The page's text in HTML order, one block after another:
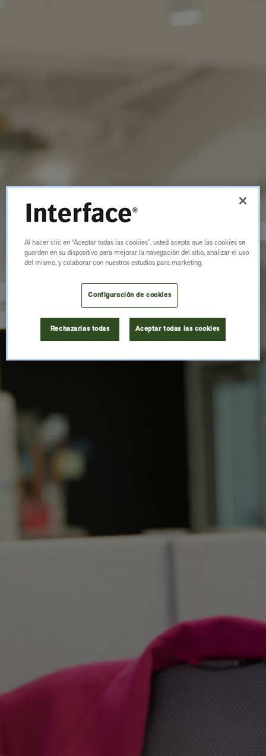
Al hacer clic en “Aceptar todas las cookies”, usted acepta que las cookies se
guarden en su dispositivo para mejorar la navegación del sitio, analizar el uso
del mismo, y colaborar con nuestros estudios para marketing.
Configuración de cookies
Rechazarlas todas Aceptar todas las cookies